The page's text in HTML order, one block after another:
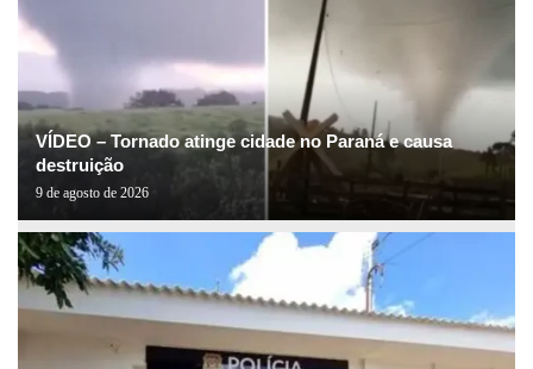
VÍDEO – Tornado atinge cidade no Paraná e causa
destruição
9 de agosto de 2026